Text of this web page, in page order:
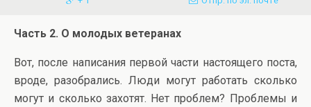
Часть 2. О молодых ветеранах
Вот, после написания первой части настоящего поста,
вроде, разобрались. Люди могут работать сколько
могут и сколько захотят. Нет проблем? Проблемы и